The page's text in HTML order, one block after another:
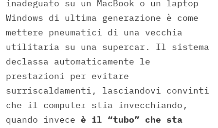
inadeguato su un MacBook o un laptop
Windows di ultima generazione è come
mettere pneumatici di una vecchia
utilitaria su una supercar. Il sistema
declassa automaticamente le
prestazioni per evitare
surriscaldamenti, lasciandovi convinti
che il computer stia invecchiando,
quando invece è il “tubo” che sta